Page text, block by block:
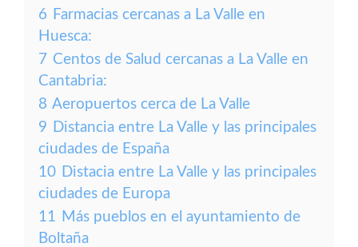
6 Farmacias cercanas a La Valle en
Huesca:
7 Centos de Salud cercanas a La Valle en
Cantabria:
8 Aeropuertos cerca de La Valle
9 Distancia entre La Valle y las principales
ciudades de España
10 Distacia entre La Valle y las principales
ciudades de Europa
11 Más pueblos en el ayuntamiento de
Boltaña